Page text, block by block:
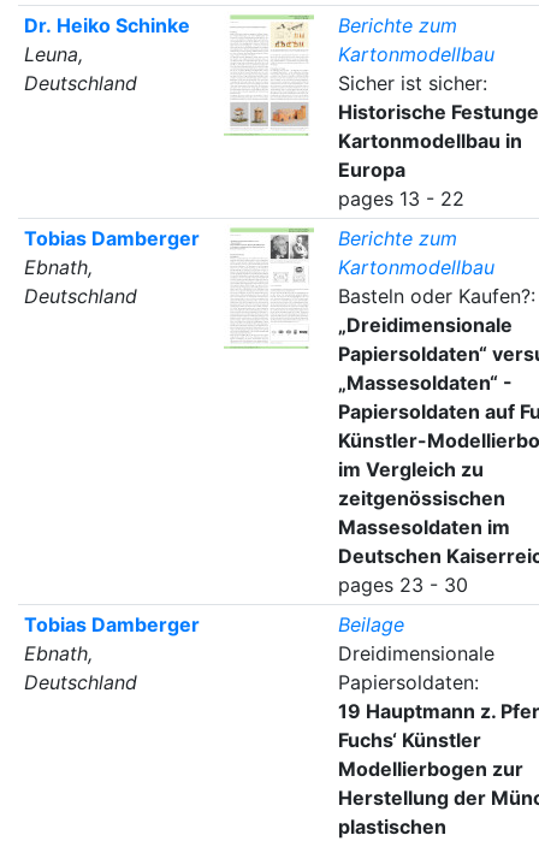
Dr. Heiko Schinke
Leuna,
Deutschland
Berichte zum
Kartonmodellbau
Sicher ist sicher:
Historische
Kartonmodellbau in
Europa
pages 13 - 22
Tobias Damberger
Ebnath,
Deutschland
Berichte zum
Kartonmodellbau
Basteln oder Kaufen?:
„Dreidimensionale
Papiersoldaten“
„Massesoldaten“ -
Papiersoldaten auf
Künstler-
im Vergleich zu
zeitgenössischen
Massesoldaten im
Deutschen
pages 23 - 30
Tobias Damberger
Ebnath,
Deutschland
Beilage
Dreidimensionale
Papiersoldaten:
19 Hauptmann z.
Fuchs‘ Künstler
Modellierbogen zur
Herstellung der
plastischen